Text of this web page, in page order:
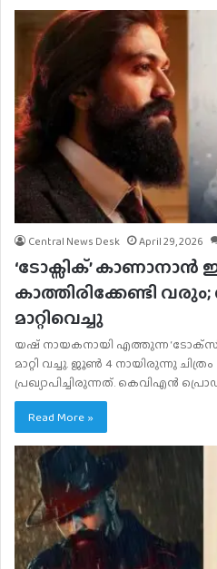
Central News Desk April 29, 2026
‘ടോക്സിക്’ കാണാനാന്‍
കാത്തിരിക്കേണ്ടി
മാറ്റിവെച്ചു
യഷ് നായകനായി എത്തുന്ന
മാറ്റി വച്ചു. ജൂണ്‍ 4 നായിരുന്നു
പ്രഖ്യാപിച്ചിരുന്നത്. കെവിഎന്‍
Read More »